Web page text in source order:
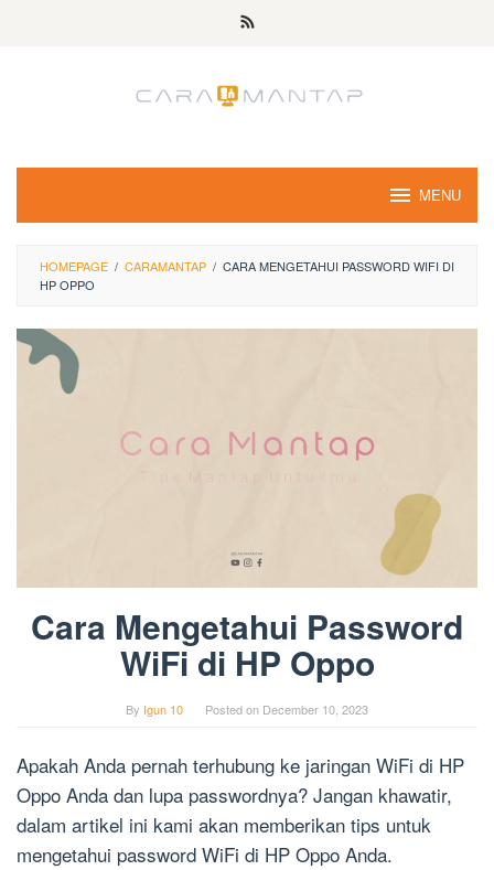
MENU
HOMEPAGE / CARAMANTAP / CARA MENGETAHUI PASSWORD WIFI DI
HP OPPO
Cara Mengetahui Password
WiFi di HP Oppo
By Igun 10 Posted on December 10, 2023
Apakah Anda pernah terhubung ke jaringan WiFi di HP
Oppo Anda dan lupa passwordnya? Jangan khawatir,
dalam artikel ini kami akan memberikan tips untuk
mengetahui password WiFi di HP Oppo Anda.